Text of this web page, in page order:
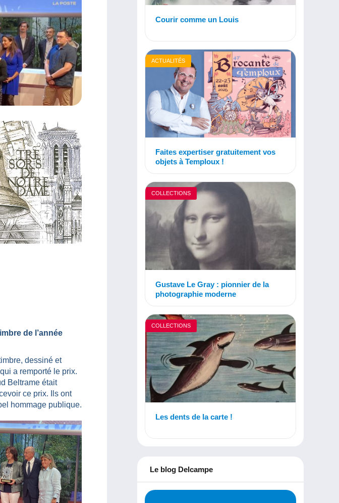
de l’année
dessiné et
a remporté le prix.
Beltrame était
ce prix. Ils ont
hommage publique.
Courir comme un Louis
ACTUALITÉS
Faites expertiser gratuitement vos
objets à Temploux !
COLLECTIONS
Gustave Le Gray : pionnier de la
photographie moderne
COLLECTIONS
Les dents de la carte !
Le blog Delcampe